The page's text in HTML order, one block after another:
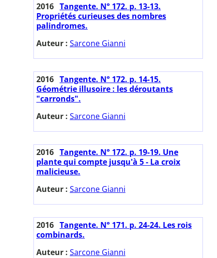
2016 Tangente. N° 172. p. 13-13.
Propriétés curieuses des nombres
palindromes.
Auteur : Sarcone Gianni
2016 Tangente. N° 172. p. 14-15.
Géométrie illusoire : les déroutants
"carronds".
Auteur : Sarcone Gianni
2016 Tangente. N° 172. p. 19-19. Une
plante qui compte jusqu'à 5 - La croix
malicieuse.
Auteur : Sarcone Gianni
2016 Tangente. N° 171. p. 24-24. Les rois
combinards.
Auteur : Sarcone Gianni